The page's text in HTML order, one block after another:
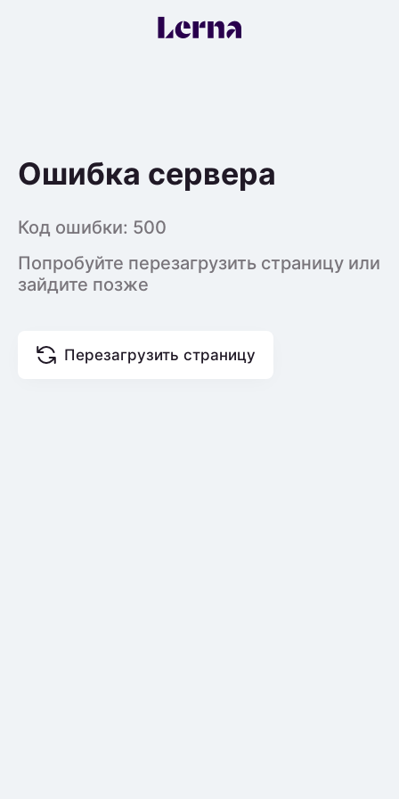
Ошибка сервера
Код ошибки: 500
Попробуйте перезагрузить страницу или
зайдите позже
Перезагрузить страницу